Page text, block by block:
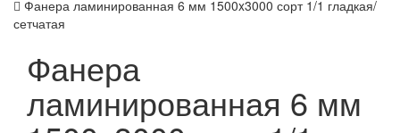
Фанера ламинированная 6 мм 1500x3000 сорт 1/1 гладкая/
сетчатая
Фанера
ламинированная 6 мм